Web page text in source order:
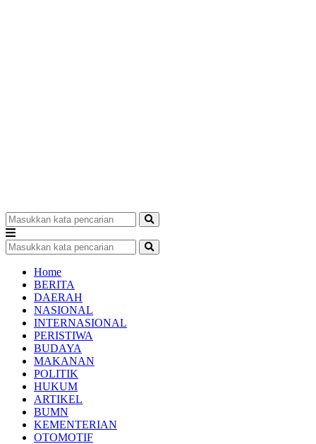
Home
BERITA
DAERAH
NASIONAL
INTERNASIONAL
PERISTIWA
BUDAYA
MAKANAN
POLITIK
HUKUM
ARTIKEL
BUMN
KEMENTERIAN
OTOMOTIF